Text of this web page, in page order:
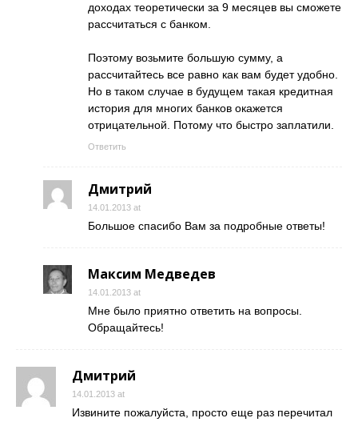
доходах теоретически за 9 месяцев вы сможете
рассчитаться с банком.
Поэтому возьмите большую сумму, а
рассчитайтесь все равно как вам будет удобно.
Но в таком случае в будущем такая кредитная
история для многих банков окажется
отрицательной. Потому что быстро заплатили.
Ответить
Дмитрий
14.01.2013 at
Большое спасибо Вам за подробные ответы!
Максим Медведев
14.01.2013 at
Мне было приятно ответить на вопросы.
Обращайтесь!
Дмитрий
14.01.2013 at
Извините пожалуйста, просто еще раз перечитал